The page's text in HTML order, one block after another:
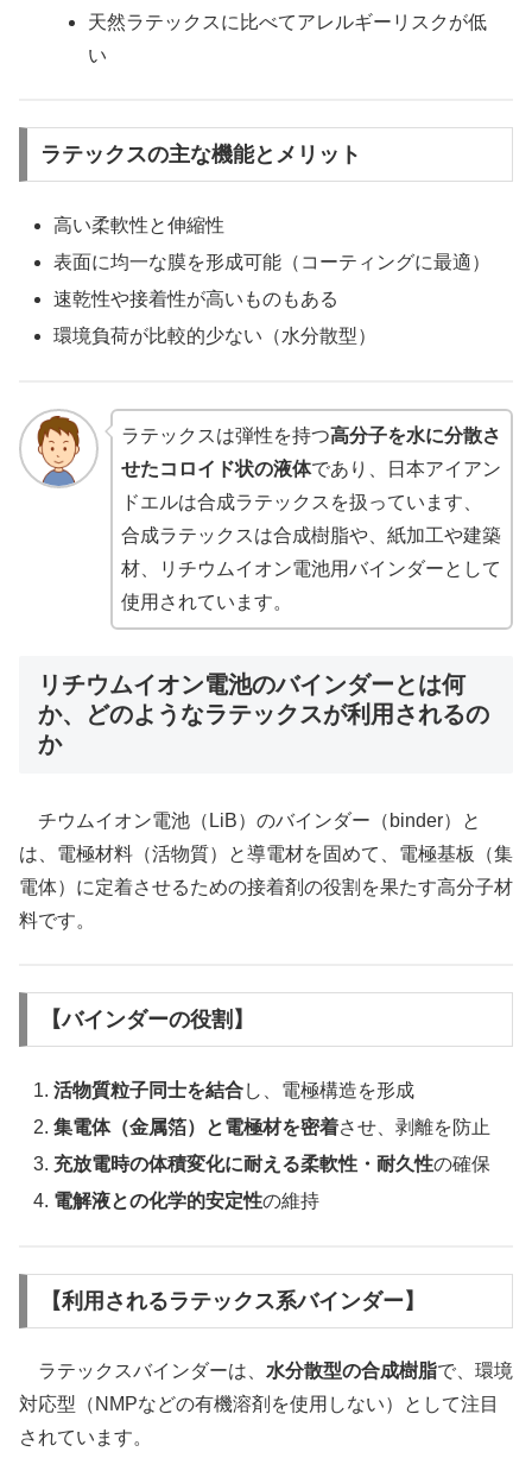
天然ラテックスに比べてアレルギーリスクが低
い
ラテックスの主な機能とメリット
高い柔軟性と伸縮性
表面に均一な膜を形成可能（コーティングに最適）
速乾性や接着性が高いものもある
環境負荷が比較的少ない（水分散型）
ラテックスは弾性を持つ高分子を水に分散さ
せたコロイド状の液体であり、日本アイアン
ドエルは合成ラテックスを扱っています、
合成ラテックスは合成樹脂や、紙加工や建築
材、リチウムイオン電池用バインダーとして
使用されています。
リチウムイオン電池のバインダーとは何
か、どのようなラテックスが利用されるの
か
チウムイオン電池（LiB）のバインダー（binder）と
は、電極材料（活物質）と導電材を固めて、電極基板（集
電体）に定着させるための接着剤の役割を果たす高分子材
料です。
【バインダーの役割】
活物質粒子同士を結合し、電極構造を形成
集電体（金属箔）と電極材を密着させ、剥離を防止
充放電時の体積変化に耐える柔軟性・耐久性の確保
電解液との化学的安定性の維持
【利用されるラテックス系バインダー】
ラテックスバインダーは、 水分散型の合成樹脂で、環境
対応型（NMPなどの有機溶剤を使用しない）として注目
されています。